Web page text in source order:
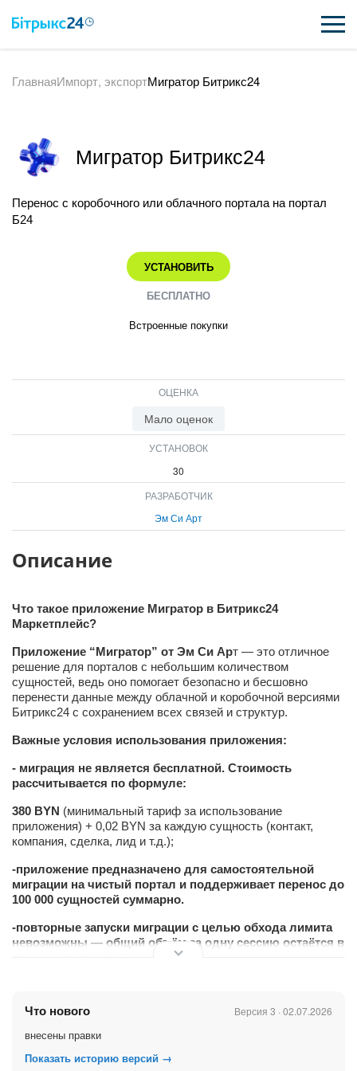
ВОЗМОЖНОСТИ
ИНТЕГРАЦИИ
ПОЛУЧИТЬ БЕСПЛАТНО
ВХОД
ГлавнаяИмпорт, экспортМигратор Битрикс24
Мигратор Битрикс24
Перенос с коробочного или облачного портала на портал
Б24
УСТАНОВИТЬ
БЕСПЛАТНО
Встроенные покупки
ОЦЕНКА
Мало оценок
УСТАНОВОК
30
РАЗРАБОТЧИК
Эм Си Арт
Описание
Что такое приложение Мигратор в Битрикс24
Маркетплейс?
Приложение “Мигратор” от Эм Си Арт — это отличное
решение для порталов с небольшим количеством
сущностей, ведь оно помогает безопасно и бесшовно
перенести данные между облачной и коробочной версиями
Битрикс24 с сохранением всех связей и структур.
Важные условия использования приложения:
- миграция не является бесплатной. Стоимость
рассчитывается по формуле:
380 BYN (минимальный тариф за использование
приложения) + 0,02 BYN за каждую сущность (контакт,
компания, сделка, лид и т.д.);
-приложение предназначено для самостоятельной
миграции на чистый портал и поддерживает перенос до
100 000 сущностей суммарно.
-повторные запуски миграции с целью обхода лимита
невозможны — общий объём за одну сессию остаётся в
- портал-получатель не находится в закрытом контуре;
- на сервере достаточно свободного места для приёма
данных;
Что нового Версия 3 · 02.07.2026
внесены правки
Показать историю версий →